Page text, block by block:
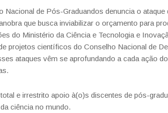
Nacional de Pós-Graduandos denuncia o
que busca inviabilizar o orçamento para
do Ministério da Ciência e Tecnologia e
projetos científicos do Conselho Nacional de
ataques vêm se aprofundando a cada ação
e irrestrito apoio à(o)s discentes de pós-
ciência no mundo.